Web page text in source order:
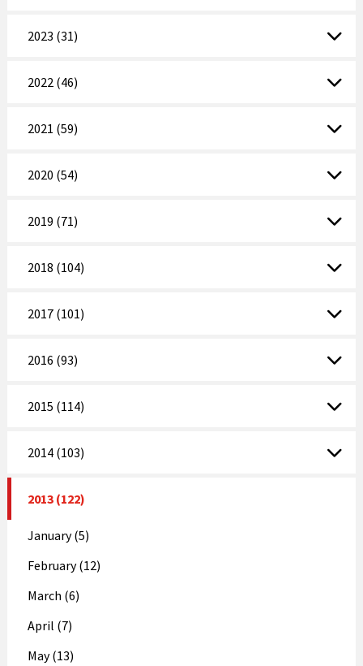
2023 (31)
2022 (46)
2021 (59)
2020 (54)
2019 (71)
2018 (104)
2017 (101)
2016 (93)
2015 (114)
2014 (103)
2013 (122)
January (5)
February (12)
March (6)
April (7)
May (13)